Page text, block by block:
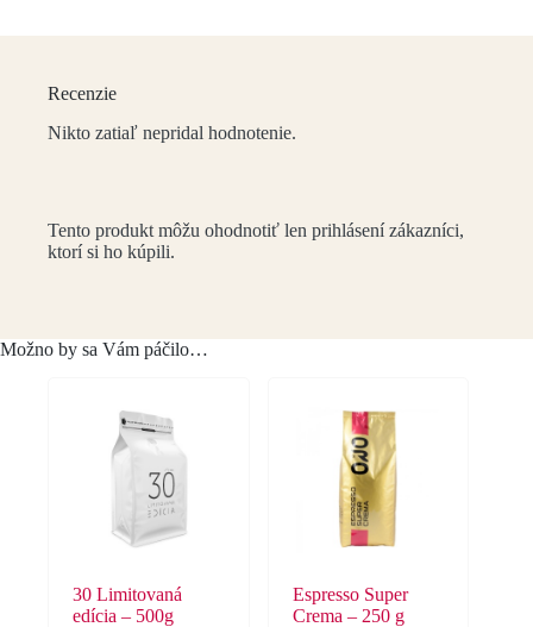
Recenzie
Nikto zatiaľ nepridal hodnotenie.
Tento produkt môžu ohodnotiť len prihlásení zákazníci,
ktorí si ho kúpili.
Možno by sa Vám páčilo…
30 Limitovaná
edícia – 500g
Espresso Super
Crema – 250 g